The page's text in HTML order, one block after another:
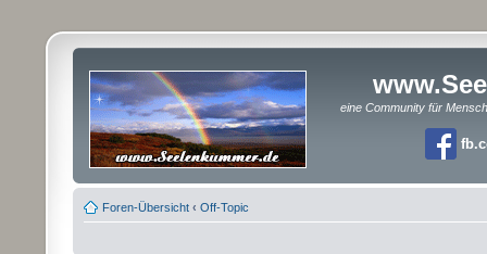
eine Community für
Foren-Übersicht ‹ Off-Topic